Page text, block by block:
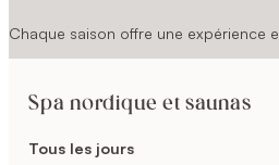
Chaque saison offre une expérience
Spa nordique et saunas
Tous les jours